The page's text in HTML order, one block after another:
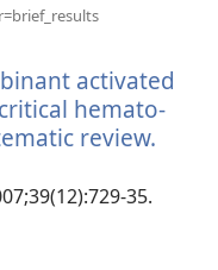
視
窗）
activated
hemato-
review.
35.